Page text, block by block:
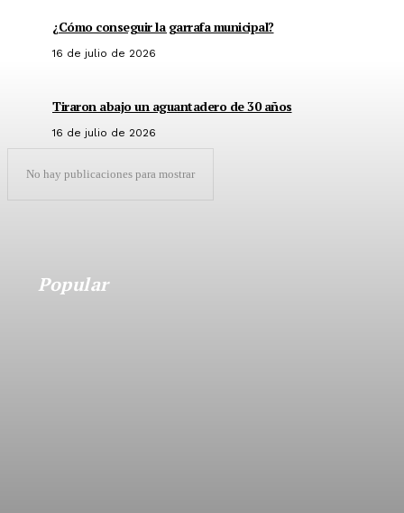
¿Cómo conseguir la garrafa municipal?
16 de julio de 2026
Tiraron abajo un aguantadero de 30 años
16 de julio de 2026
No hay publicaciones para mostrar
Popular